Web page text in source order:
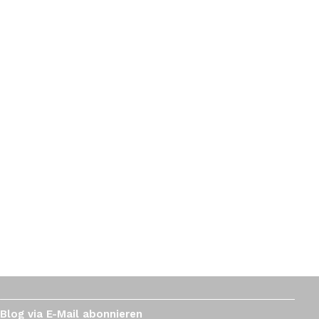
Blog via E-Mail abonnieren